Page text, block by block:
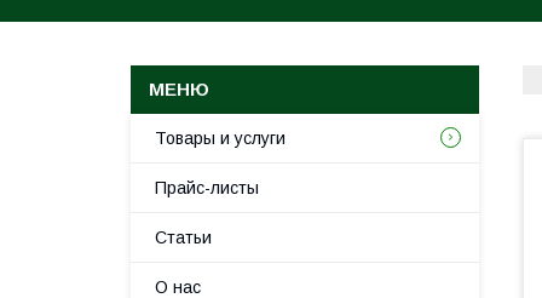
Товары и услуги
Прайс-листы
Статьи
О нас